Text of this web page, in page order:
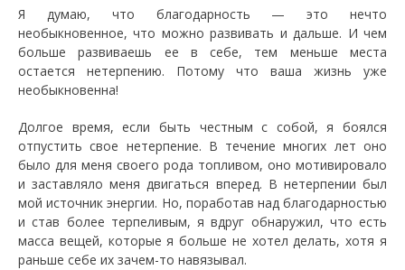
Я думаю, что благодарность — это нечто
необыкновенное, что можно развивать и дальше. И чем
больше развиваешь ее в себе, тем меньше места
остается нетерпению. Потому что ваша жизнь уже
необыкновенна!
Долгое время, если быть честным с собой, я боялся
отпустить свое нетерпение. В течение многих лет оно
было для меня своего рода топливом, оно мотивировало
и заставляло меня двигаться вперед. В нетерпении был
мой источник энергии. Но, поработав над благодарностью
и став более терпеливым, я вдруг обнаружил, что есть
масса вещей, которые я больше не хотел делать, хотя я
раньше себе их зачем-то навязывал.